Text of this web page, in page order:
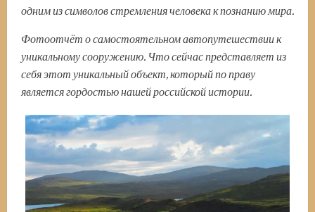
одним из символов стремления человека к познанию мира.
Фотоотчёт о самостоятельном автопутешествии к
уникальному сооружению. Что сейчас представляет из
себя этот уникальный объект, который по праву
является гордостью нашей российской истории.